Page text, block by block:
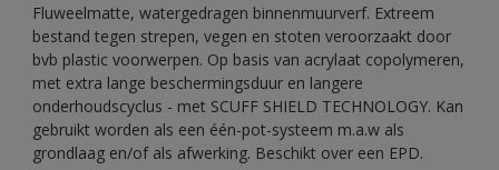
Fluweelmatte, watergedragen binnenmuurverf. Extreem
bestand tegen strepen, vegen en stoten veroorzaakt door
bvb plastic voorwerpen. Op basis van acrylaat copolymeren,
met extra lange beschermingsduur en langere
onderhoudscyclus - met SCUFF SHIELD TECHNOLOGY. Kan
gebruikt worden als een één-pot-systeem m.a.w als
grondlaag en/of als afwerking. Beschikt over een EPD.